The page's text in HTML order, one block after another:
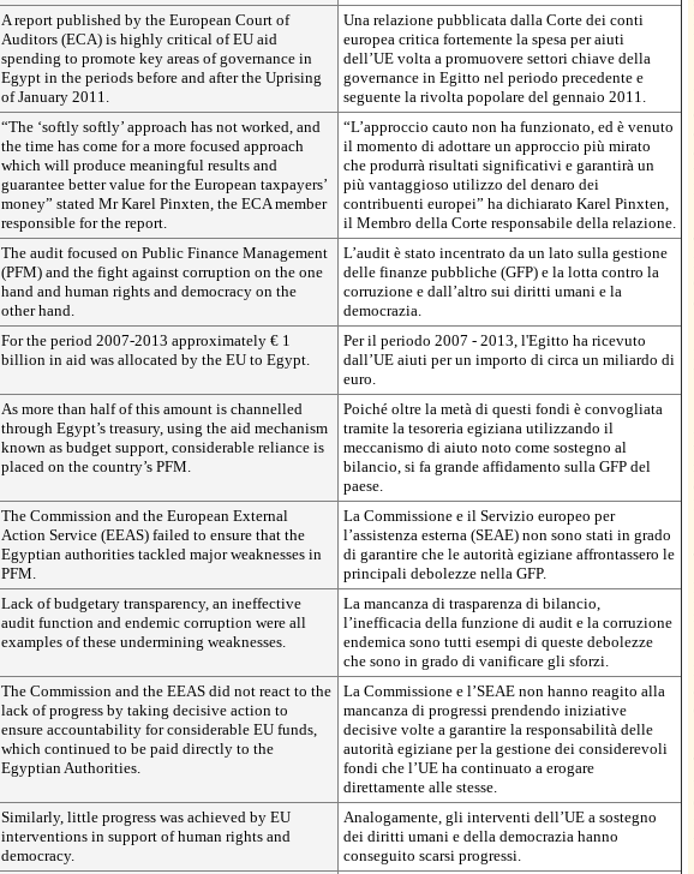
A report published by the European Court of
Auditors (ECA) is highly critical of EU aid
spending to promote key areas of governance in
Egypt in the periods before and after the Uprising
of January 2011.
Una relazione pubblicata dalla Corte dei conti
europea critica fortemente la spesa per aiuti
dell’UE volta a promuovere settori chiave della
governance in Egitto nel periodo precedente e
seguente la rivolta popolare del gennaio 2011.
“The ‘softly softly’ approach has not worked, and
the time has come for a more focused approach
which will produce meaningful results and
guarantee better value for the European taxpayers’
money” stated Mr Karel Pinxten, the ECA member
responsible for the report.
“L’approccio cauto non ha funzionato, ed è venuto
il momento di adottare un approccio più mirato
che produrrà risultati significativi e garantirà un
più vantaggioso utilizzo del denaro dei
contribuenti europei” ha dichiarato Karel Pinxten,
il Membro della Corte responsabile della relazione.
The audit focused on Public Finance Management
(PFM) and the fight against corruption on the one
hand and human rights and democracy on the
other hand.
L’audit è stato incentrato da un lato sulla gestione
delle finanze pubbliche (GFP) e la lotta contro la
corruzione e dall’altro sui diritti umani e la
democrazia.
For the period 2007-2013 approximately € 1
billion in aid was allocated by the EU to Egypt.
Per il periodo 2007 - 2013, l'Egitto ha ricevuto
dall’UE aiuti per un importo di circa un miliardo di
euro.
As more than half of this amount is channelled
through Egypt’s treasury, using the aid mechanism
known as budget support, considerable reliance is
placed on the country’s PFM.
Poiché oltre la metà di questi fondi è convogliata
tramite la tesoreria egiziana utilizzando il
meccanismo di aiuto noto come sostegno al
bilancio, si fa grande affidamento sulla GFP del
paese.
The Commission and the European External
Action Service (EEAS) failed to ensure that the
Egyptian authorities tackled major weaknesses in
PFM.
La Commissione e il Servizio europeo per
l’assistenza esterna (SEAE) non sono stati in grado
di garantire che le autorità egiziane affrontassero le
principali debolezze nella GFP.
Lack of budgetary transparency, an ineffective
audit function and endemic corruption were all
examples of these undermining weaknesses.
La mancanza di trasparenza di bilancio,
l’inefficacia della funzione di audit e la corruzione
endemica sono tutti esempi di queste debolezze
che sono in grado di vanificare gli sforzi.
The Commission and the EEAS did not react to the
lack of progress by taking decisive action to
ensure accountability for considerable EU funds,
which continued to be paid directly to the
Egyptian Authorities.
La Commissione e l’SEAE non hanno reagito alla
mancanza di progressi prendendo iniziative
decisive volte a garantire la responsabilità delle
autorità egiziane per la gestione dei considerevoli
fondi che l’UE ha continuato a erogare
direttamente alle stesse.
Similarly, little progress was achieved by EU
interventions in support of human rights and
democracy.
Analogamente, gli interventi dell’UE a sostegno
dei diritti umani e della democrazia hanno
conseguito scarsi progressi.